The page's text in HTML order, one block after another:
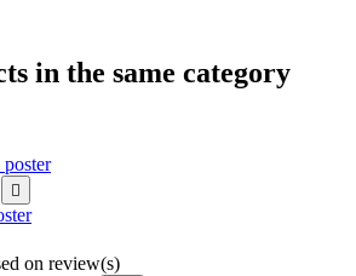
in the same category

on review(s)